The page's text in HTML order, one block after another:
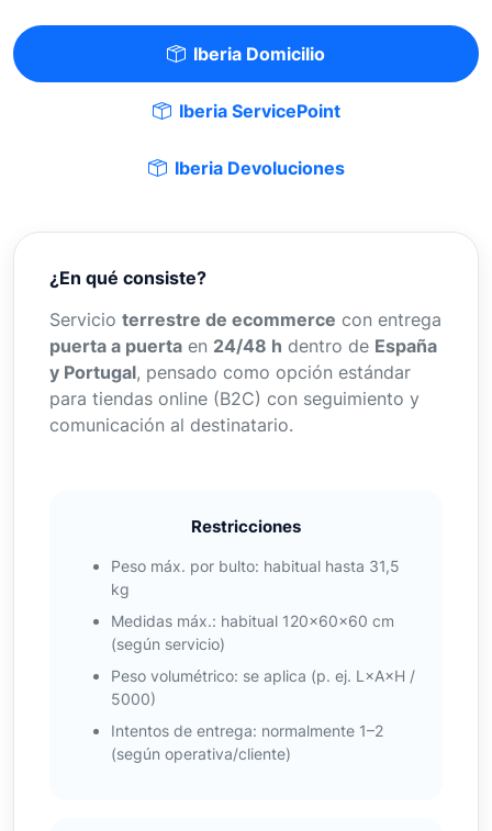
Iberia Domicilio
Iberia ServicePoint
Iberia Devoluciones
¿En qué consiste?
Servicio terrestre de ecommerce con entrega
puerta a puerta en 24/48 h dentro de España
y Portugal, pensado como opción estándar
para tiendas online (B2C) con seguimiento y
comunicación al destinatario.
Restricciones
Peso máx. por bulto: habitual hasta 31,5
kg
Medidas máx.: habitual 120×60×60 cm
(según servicio)
Peso volumétrico: se aplica (p. ej. L×A×H /
5000)
Intentos de entrega: normalmente 1–2
(según operativa/cliente)